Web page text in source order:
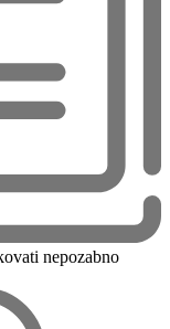
nepozabno